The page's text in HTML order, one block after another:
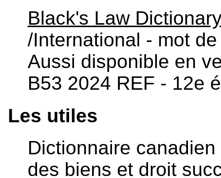
Black's Law
/International - mot
Aussi disponible en
B53 2024 REF - 12e
Les utiles
Dictionnaire
des biens et droit